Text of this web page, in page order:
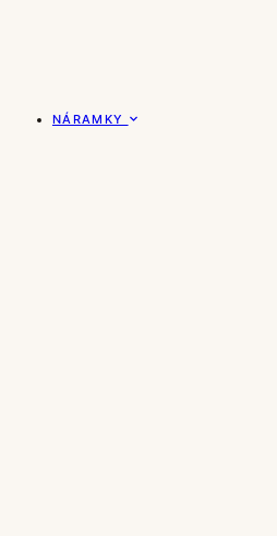
NÁRAMKY